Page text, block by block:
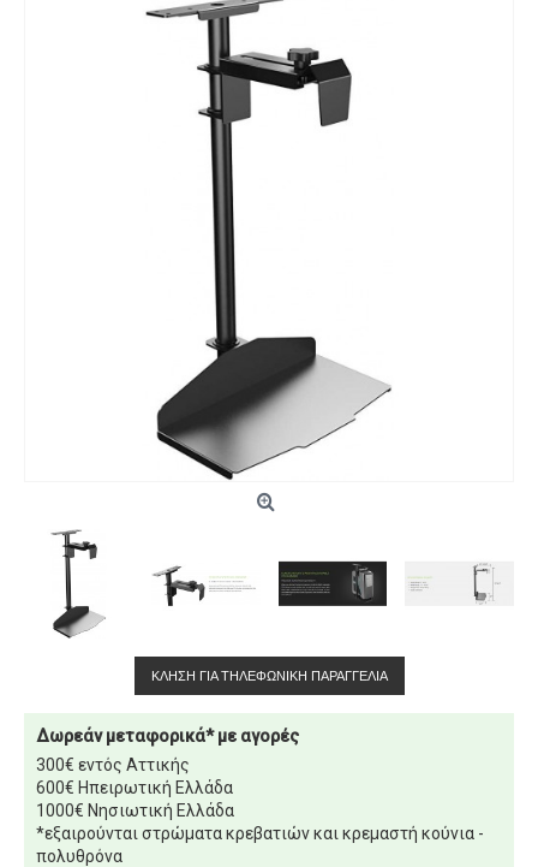
ΚΛΉΣΗ ΓΙΑ ΤΗΛΕΦΩΝΙΚΉ ΠΑΡΑΓΓΕΛΊΑ
Δωρεάν μεταφορικά* με αγορές
300€ εντός Αττικής
600€ Ηπειρωτική Ελλάδα
1000€ Νησιωτική Ελλάδα
*εξαιρούνται στρώματα κρεβατιών και κρεμαστή κούνια -
πολυθρόνα